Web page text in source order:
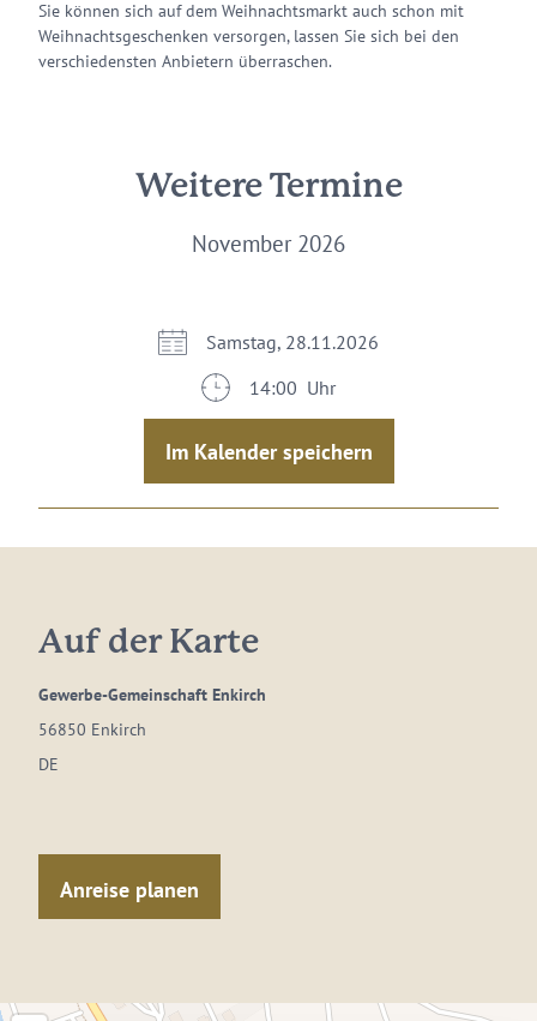
Sie können sich auf dem Weihnachtsmarkt auch schon mit
Weihnachtsgeschenken versorgen, lassen Sie sich bei den
verschiedensten Anbietern überraschen.
Weitere Termine
November 2026
Samstag, 28.11.2026
14:00 Uhr
Im Kalender speichern
Auf der Karte
Gewerbe-Gemeinschaft Enkirch
56850 Enkirch
DE
Anreise planen